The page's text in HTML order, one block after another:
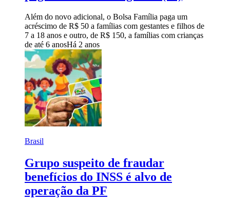
Além do novo adicional, o Bolsa Família paga um
acréscimo de R$ 50 a famílias com gestantes e filhos de
7 a 18 anos e outro, de R$ 150, a famílias com crianças
de até 6 anosHá 2 anos
Brasil
Grupo suspeito de fraudar
benefícios do INSS é alvo de
operação da PF